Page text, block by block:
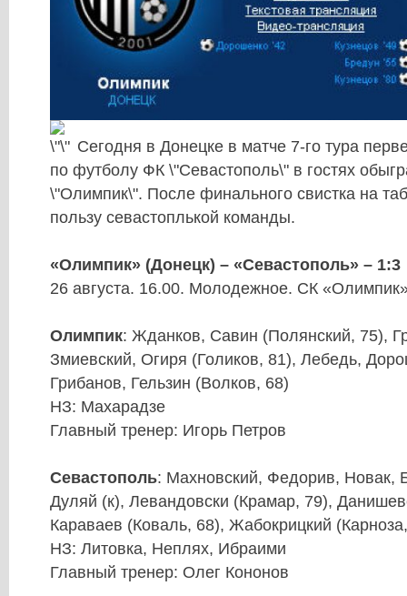
Сегодня в Донецке в матче 7-го тура
по футболу ФК \"Севастополь\" в гостях
\"Олимпик\". После финального свистка на
пользу севастоплькой команды.
«Олимпик» (Донецк) – «Севастополь» – 1:3
26 августа. 16.00. Молодежное. СК
Олимпик: Жданков, Савин (Полянский, 75),
Змиевский, Огиря (Голиков, 81), Лебедь,
Грибанов, Гельзин (Волков, 68)
НЗ: Махарадзе
Главный тренер: Игорь Петров
Севастополь: Махновский, Федорив, Новак,
Дуляй (к), Левандовски (Крамар, 79),
Караваев (Коваль, 68), Жабокрицкий
НЗ: Литовка, Неплях, Ибраими
Главный тренер: Олег Кононов